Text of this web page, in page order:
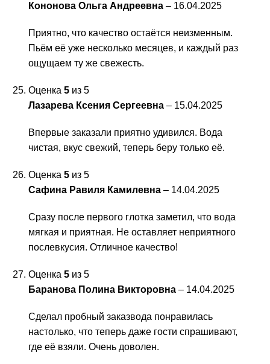
Кононова Ольга Андреевна – 16.04.2025
Приятно, что качество остаётся неизменным.
Пьём её уже несколько месяцев, и каждый раз
ощущаем ту же свежесть.
Оценка 5 из 5
Лазарева Ксения Сергеевна – 15.04.2025
Впервые заказали приятно удивился. Вода
чистая, вкус свежий, теперь беру только её.
Оценка 5 из 5
Сафина Равиля Камилевна – 14.04.2025
Сразу после первого глотка заметил, что вода
мягкая и приятная. Не оставляет неприятного
послевкусия. Отличное качество!
Оценка 5 из 5
Баранова Полина Викторовна – 14.04.2025
Сделал пробный заказвода понравилась
настолько, что теперь даже гости спрашивают,
где её взяли. Очень доволен.